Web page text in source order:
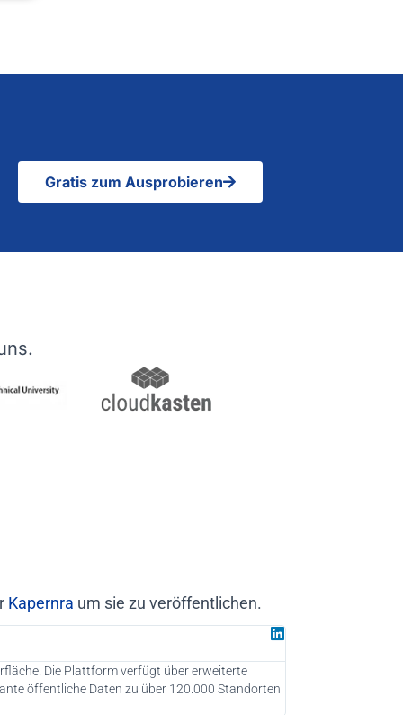
Gratis zum Ausprobieren
Kapernra um sie zu veröffentlichen.
Die Plattform verfügt über erweiterte
öffentliche Daten zu über 120.000 Standorten